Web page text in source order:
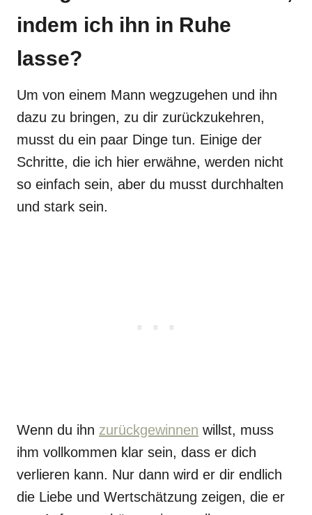
indem ich ihn in Ruhe
lasse?
Um von einem Mann wegzugehen und ihn
dazu zu bringen, zu dir zurückzukehren,
musst du ein paar Dinge tun. Einige der
Schritte, die ich hier erwähne, werden nicht
so einfach sein, aber du musst durchhalten
und stark sein.
Wenn du ihn zurückgewinnen willst, muss
ihm vollkommen klar sein, dass er dich
verlieren kann. Nur dann wird er dir endlich
die Liebe und Wertschätzung zeigen, die er